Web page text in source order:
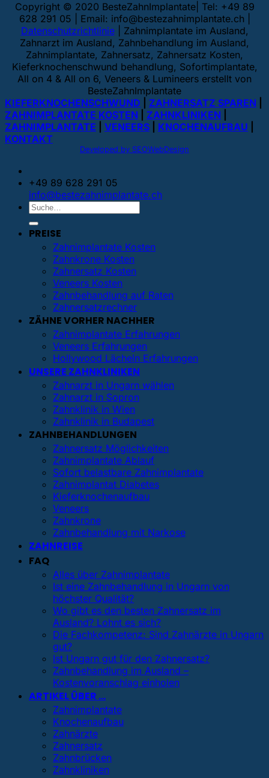
Copyright © 2020 BesteZahnImplantate| Tel: +49 89
628 291 05 | Email: info@bestezahnimplantate.ch
Datenschutzrichtlinie| Zahnimplantate im Ausland,
Zahnarzt im Ausland, Zahnbehandlung im Ausland,
Zahnimplantate, Zahnersatz, Zahnersatz Kosten,
Kieferknochenschwund behandlung, Sofortimplantate,
All on 4 & All on 6, Veneers & Lumineers erstellt von
BesteZahnImplantate
KIEFERKNOCHENSCHWUND
ZAHNERSATZ SPAREN
ZAHNIMPLANTATE KOSTEN
ZAHNKLINIKEN
ZAHNIMPLANTATE
VENEERS KNOCHENAUFBAU
KONTAKT
Developed by SEOWebDesign
+49 89 628 291 05
info@bestezahnimplantate.ch
PREISE
Zahnimplantate Kosten
Zahnkrone Kosten
Zahnersatz Kosten
Veneers Kosten
Zahnbehandlung auf Raten
Zahnersatzrechner
ZÄHNE VORHER NACHHER
Zahnimplantate Erfahrungen
Veneers Erfahrungen
Hollywood Lächeln Erfahrungen
UNSERE ZAHNKLINIKEN
Zahnarzt in Ungarn wählen
Zahnarzt in Sopron
Zahnklinik in Wien
Zahnklinik in Budapest
ZAHNBEHANDLUNGEN
Zahnersatz Möglichkeiten
Zahnimplantate Ablauf
Sofort belastbare Zahnimplantate
Zahnimplantat Diabetes
Kieferknochenaufbau
Veneers
Zahnkrone
Zahnbehandlung mit Narkose
ZAHNREISE
FAQ
Alles über Zahnimplantate
Ist eine Zahnbehandlung in Ungarn von
höchster Qualität?
Wo gibt es den besten Zahnersatz im
Ausland? Lohnt es sich?
Die Fachkompetenz: Sind Zahnärzte in Ungarn
gut?
Ist Ungarn gut für den Zahnersatz?
Zahnbehandlung im Ausland –
Kostenvoranschlag einholen
ARTIKEL ÜBER …
Zahnimplantate
Knochenaufbau
Zahnärzte
Zahnersatz
Zahnbrücken
Zahnkliniken